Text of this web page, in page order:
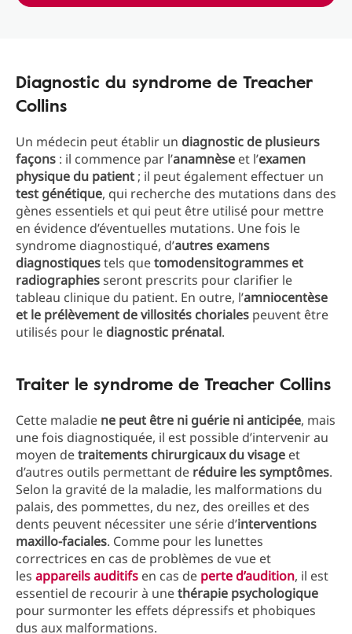
Diagnostic du syndrome de Treacher
Collins
Un médecin peut établir un diagnostic de plusieurs
façons : il commence par l’anamnèse et l’examen
physique du patient ; il peut également effectuer un
test génétique, qui recherche des mutations dans des
gènes essentiels et qui peut être utilisé pour mettre
en évidence d’éventuelles mutations. Une fois le
syndrome diagnostiqué, d’autres examens
diagnostiquestels quetomodensitogrammes et
radiographiesseront prescrits pour clarifier le
tableau clinique du patient. En outre, l’amniocentèse
et le prélèvement de villosités choriales peuvent être
utilisés pour le diagnostic prénatal.
Traiter le syndrome de Treacher Collins
Cette maladie ne peut être ni guérie ni anticipée, mais
une fois diagnostiquée, il est possible d’intervenir au
moyen detraitements chirurgicaux du visage et
d’autres outils permettant de réduire les symptômes.
Selon la gravité de la maladie, les malformations du
palais, des pommettes, du nez, des oreilles et des
dents peuvent nécessiter une série d’interventions
maxillo-faciales. Comme pour les lunettes
correctrices en cas de problèmes de vue et
les appareils auditifs en cas de perte d’audition, il est
essentiel de recourir à unethérapie psychologique
pour surmonter les effets dépressifs et phobiques
dus aux malformations.